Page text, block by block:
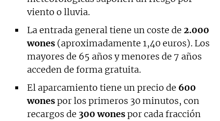
viento o lluvia.
La entrada general tiene un coste de 2.000
wones (aproximadamente 1,40 euros). Los
mayores de 65 años y menores de 7 años
acceden de forma gratuita.
El aparcamiento tiene un precio de 600
wonespor los primeros 30 minutos, con
recargos de 300 wonespor cada fracción